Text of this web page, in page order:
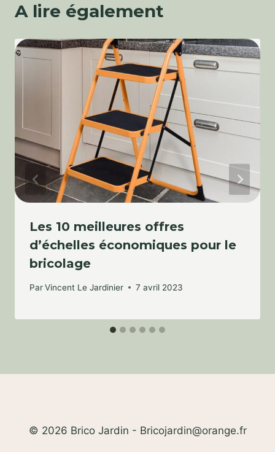
A lire également
Les 10 meilleures offres
d’échelles économiques pour le
bricolage
ParVincent Le Jardinier 7 avril 2023
© 2026 Brico Jardin - Bricojardin@orange.fr